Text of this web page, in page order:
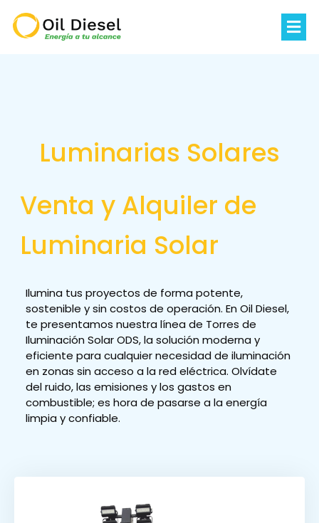
Luminarias Solares
Venta y Alquiler de
Luminaria Solar
Ilumina tus proyectos de forma potente,
sostenible y sin costos de operación. En Oil Diesel,
te presentamos nuestra línea de Torres de
Iluminación Solar ODS, la solución moderna y
eficiente para cualquier necesidad de iluminación
en zonas sin acceso a la red eléctrica. Olvídate
del ruido, las emisiones y los gastos en
combustible; es hora de pasarse a la energía
limpia y confiable.